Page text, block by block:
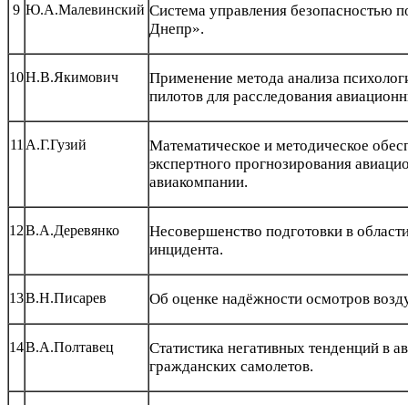
9 Ю.А.Малевинский Система управления безопасностью
Днепр».
10Н.В.Якимович
Применение метода анализа
пилотов для расследования
11 А.Г.Гузий
Математическое и методическое
экспертного прогнозирования
авиакомпании.
12В.А.Деревянко
Несовершенство подготовки в
инцидента.
13В.Н.Писарев Об оценке надёжности осмотров
14В.А.Полтавец
Статистика негативных тенденций в
гражданских самолетов.